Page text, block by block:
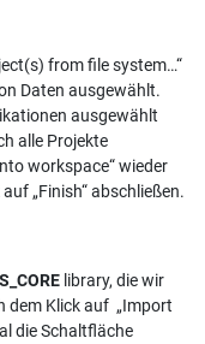
from file system…“
Daten ausgewählt.
ausgewählt
alle Projekte
workspace“ wieder
„Finish“ abschließen.
library, die wir
dem Klick auf „Import
die Schaltfläche